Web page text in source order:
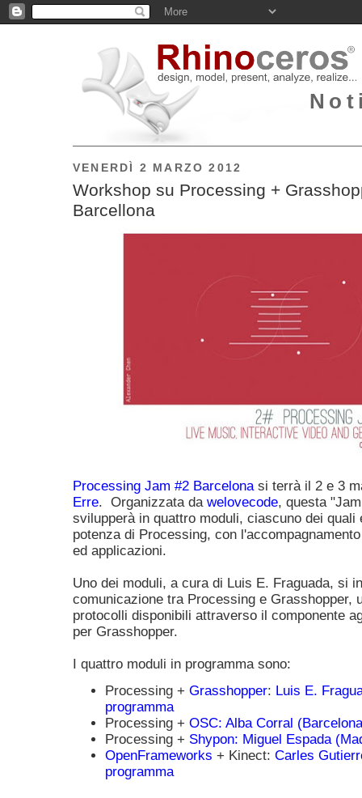
VENERDÌ 2 MARZO 2012
Workshop su Processing +
Barcellona
Processing Jam #2 Barcelonasi terrà il 2 e 3
Erre. Organizzata da welovecode, questa
svilupperà in quattro moduli, ciascuno dei quali
potenza di Processing, con
ed applicazioni.
Uno dei moduli, a cura di Luis E. Fraguada, si
comunicazione tra Processing e Grasshopper,
protocolli disponibili attraverso il componente
per Grasshopper.
I quattro moduli in programma sono:
Processing + Grasshopper: Luis E.
programma
Processing + OSC: Alba Corral
Processing + Shypon: Miguel Espada
OpenFrameworks + Kinect: Carles
programma